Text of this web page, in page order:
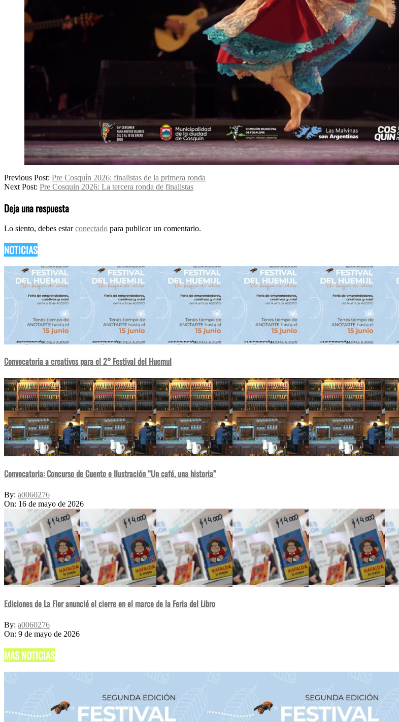
2026-
01-
Previous Post: Pre Cosquín 2026: finalistas de la primera ronda
Next Post: Pre Cosquin 2026: La tercera ronda de finalistas
Deja una respuesta
Lo siento, debes estarconectado para publicar un comentario.
NOTICIAS
Convocatoria a creativos para el 2° Festival del Huemul
Convocatoria: Concurso de Cuento e Ilustración “Un café, una historia”
By: a0060276
On: 16 de mayo de 2026
Ediciones de La Flor anunció el cierre en el marco de la Feria del Libro
By: a0060276
On: 9 de mayo de 2026
MAS NOTICIAS